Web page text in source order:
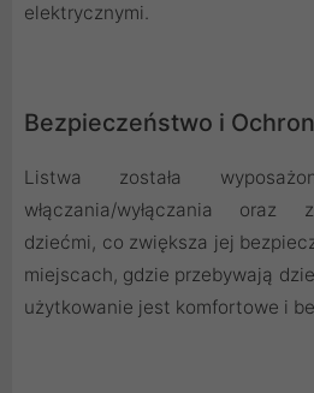
elektrycznymi.
Bezpieczeństwo i
Listwa została
włączania/wyłączania oraz
dziećmi, co zwiększa jej
miejscach, gdzie przebywają
użytkowanie jest komfortowe i